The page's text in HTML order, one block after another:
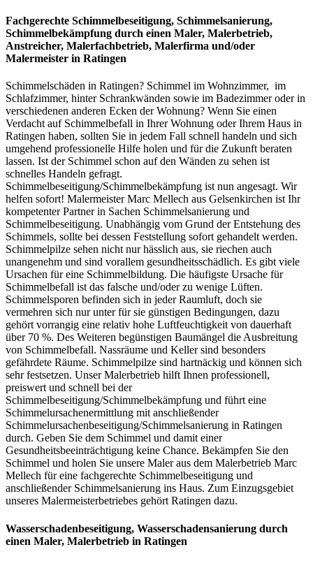
Fachgerechte Schimmelbeseitigung, Schimmelsanierung,
Schimmelbekämpfung durch einen Maler, Malerbetrieb,
Anstreicher, Malerfachbetrieb, Malerfirma und/oder
Malermeister in Ratingen
Schimmelschäden in Ratingen? Schimmel im Wohnzimmer, im
Schlafzimmer, hinter Schrankwänden sowie im Badezimmer oder in
verschiedenen anderen Ecken der Wohnung? Wenn Sie einen
Verdacht auf Schimmelbefall in Ihrer Wohnung oder Ihrem Haus in
Ratingen haben, sollten Sie in jedem Fall schnell handeln und sich
umgehend professionelle Hilfe holen und für die Zukunft beraten
lassen. Ist der Schimmel schon auf den Wänden zu sehen ist
schnelles Handeln gefragt.
Schimmelbeseitigung/Schimmelbekämpfung ist nun angesagt. Wir
helfen sofort! Malermeister Marc Mellech aus Gelsenkirchen ist Ihr
kompetenter Partner in Sachen Schimmelsanierung und
Schimmelbeseitigung. Unabhängig vom Grund der Entstehung des
Schimmels, sollte bei dessen Feststellung sofort gehandelt werden.
Schimmelpilze sehen nicht nur hässlich aus, sie riechen auch
unangenehm und sind vorallem gesundheitsschädlich. Es gibt viele
Ursachen für eine Schimmelbildung. Die häufigste Ursache für
Schimmelbefall ist das falsche und/oder zu wenige Lüften.
Schimmelsporen befinden sich in jeder Raumluft, doch sie
vermehren sich nur unter für sie günstigen Bedingungen, dazu
gehört vorrangig eine relativ hohe Luftfeuchtigkeit von dauerhaft
über 70 %. Des Weiteren begünstigen Baumängel die Ausbreitung
von Schimmelbefall. Nassräume und Keller sind besonders
gefährdete Räume. Schimmelpilze sind hartnäckig und können sich
sehr festsetzen. Unser Malerbetrieb hilft Ihnen professionell,
preiswert und schnell bei der
Schimmelbeseitigung/Schimmelbekämpfung und führt eine
Schimmelursachenermittlung mit anschließender
Schimmelursachenbeseitigung/Schimmelsanierung in Ratingen
durch. Geben Sie dem Schimmel und damit einer
Gesundheitsbeeinträchtigung keine Chance. Bekämpfen Sie den
Schimmel und holen Sie unsere Maler aus dem Malerbetrieb Marc
Mellech für eine fachgerechte Schimmelbeseitigung und
anschließender Schimmelsanierung ins Haus. Zum Einzugsgebiet
unseres Malermeisterbetriebes gehört Ratingen dazu.
Wasserschadenbeseitigung, Wasserschadensanierung durch
einen Maler, Malerbetrieb in Ratingen